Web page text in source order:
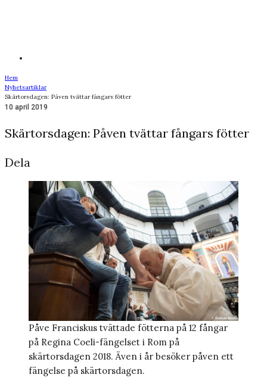
Hem
Nyhetsartiklar
Skärtorsdagen: Påven tvättar fångars fötter
10 april 2019
Skärtorsdagen: Påven tvättar fångars fötter
Dela
Påve Franciskus tvättade fötterna på 12 fångar
på Regina Coeli-fängelset i Rom på
skärtorsdagen 2018. Även i år besöker påven ett
fängelse på skärtorsdagen.